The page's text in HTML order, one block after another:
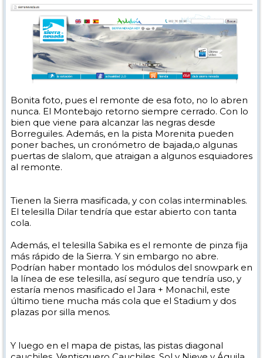
Bonita foto, pues el remonte de esa foto, no lo abren
nunca. El Montebajo retorno siempre cerrado. Con lo
bien que viene para alcanzar las negras desde
Borreguiles. Además, en la pista Morenita pueden
poner baches, un cronómetro de bajada,o algunas
puertas de slalom, que atraigan a algunos esquiadores
al remonte.
Tienen la Sierra masificada, y con colas interminables.
El telesilla Dilar tendría que estar abierto con tanta
cola.
Además, el telesilla Sabika es el remonte de pinza fija
más rápido de la Sierra. Y sin embargo no abre.
Podrían haber montado los módulos del snowpark en
la línea de ese telesilla, así seguro que tendría uso, y
estaría menos masificado el Jara + Monachil, este
último tiene mucha más cola que el Stadium y dos
plazas por silla menos.
Y luego en el mapa de pistas, las pistas diagonal